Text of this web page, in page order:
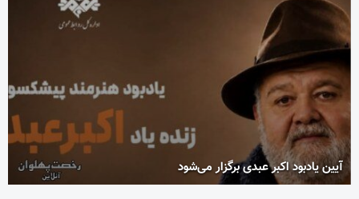
آیین یادبود اکبر عبدی برگزار می‌شود